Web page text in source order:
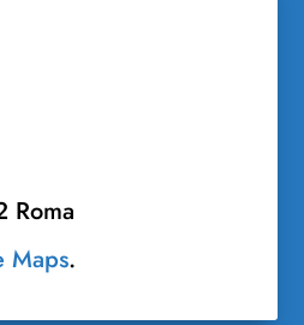
Roma
Maps.